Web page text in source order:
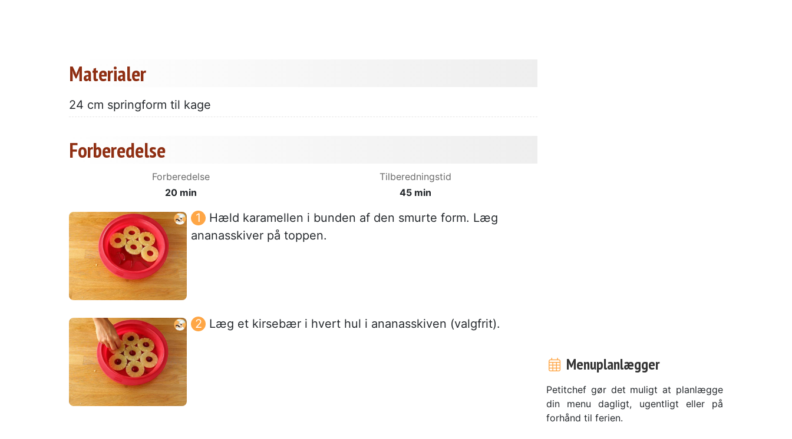
Materialer
24 cm springform til kage
Forberedelse
Forberedelse
20 min
Tilberedningstid
45 min
Hæld karamellen i bunden af den smurte form. Læg
ananasskiver på toppen.
Læg et kirsebær i hvert hul i ananasskiven (valgfrit).
Menuplanlægger
Petitchef gør det muligt at planlægge
din menu dagligt, ugentligt eller på
forhånd til ferien.